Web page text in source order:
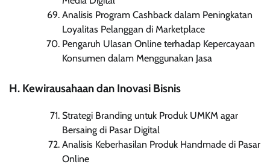
Analisis Program Cashback dalam Peningkatan
Loyalitas Pelanggan di Marketplace
Pengaruh Ulasan Online terhadap Kepercayaan
Konsumen dalam Menggunakan Jasa
H. Kewirausahaan dan Inovasi Bisnis
Strategi Branding untuk Produk UMKM agar
Bersaing di Pasar Digital
Analisis Keberhasilan Produk Handmade di Pasar
Online